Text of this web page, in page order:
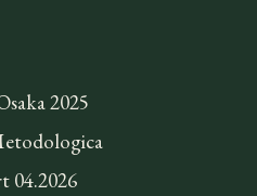
2025
04.2026